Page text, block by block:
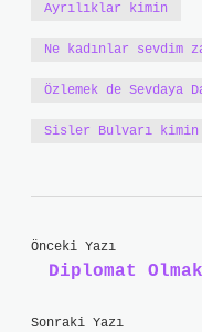
Ayrılıklar kimin
Ne kadınlar
Özlemek de
Sisler Bulvarı
Önceki Yazı
Diplomat
Sonraki Yazı